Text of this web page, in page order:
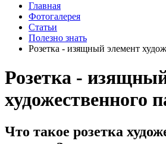
Главная
Фотогалерея
Статьи
Полезно знать
Розетка - изящный элемент
Розетка -
художественного
Что такое розетка